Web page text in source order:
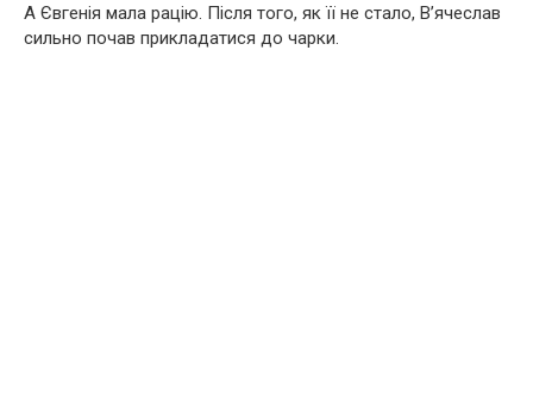
А Євгенія мала рацію. Після того, як її не стало, В’ячеслав
сильно почав прикладатися до чарки.